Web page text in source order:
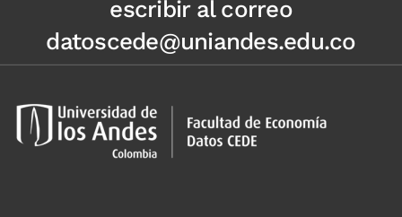
escribir al correo
datoscede@uniandes.edu.co